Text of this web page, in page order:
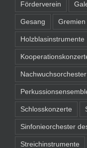
Förderverein
Gesang Gremien
Holzblasinstrumente
Nachwuchsorchester
Schlosskonzerte
Sinfonieorchester
Streichinstrumente